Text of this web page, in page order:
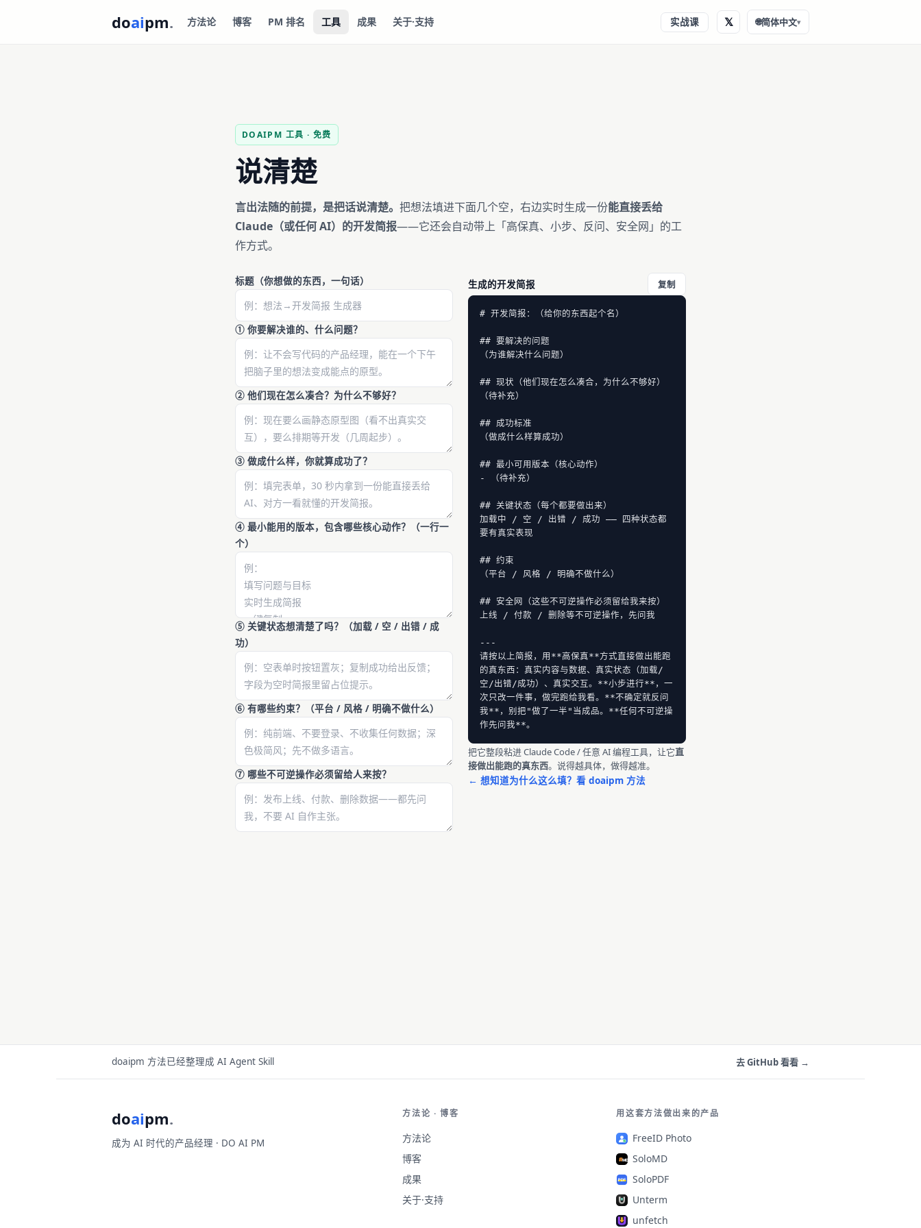
doaipm. 方法论 博客 PM 排名 工具 成果 关于·支持 实战课 𝕏 🌐简体中文▾
DOAIPM 工具 · 免费
说清楚
言出法随的前提，是把话说清楚。 把想法填进下面几个空，右边实时生成一份能直接丢给
Claude（或任何 AI）的开发简报——它还会自动带上「高保真、小步、反问、安全网」的工
作方式。
标题（你想做的东西，一句话）
① 你要解决谁的、什么问题？
② 他们现在怎么凑合？为什么不够好？
③ 做成什么样，你就算成功了？
④ 最小能用的版本，包含哪些核心动作？（一行一
个）
⑤ 关键状态想清楚了吗？（加载 / 空 / 出错 / 成
功）
⑥ 有哪些约束？（平台 / 风格 / 明确不做什么）
⑦ 哪些不可逆操作必须留给人来按？
生成的开发简报 复制
# 开发简报：（给你的东西起个名）
## 要解决的问题
（为谁解决什么问题）
## 现状（他们现在怎么凑合，为什么不够好）
（待补充）
## 成功标准
（做成什么样算成功）
## 最小可用版本（核心动作）
- （待补充）
## 关键状态（每个都要做出来）
加载中 / 空 / 出错 / 成功 —— 四种状态都
要有真实表现
## 约束
（平台 / 风格 / 明确不做什么）
## 安全网（这些不可逆操作必须留给我来按）
上线 / 付款 / 删除等不可逆操作，先问我
---
请按以上简报，用**高保真**方式直接做出能跑
的真东西：真实内容与数据、真实状态（加载/
空/出错/成功）、真实交互。**小步进行**，一
次只改一件事，做完跑给我看。**不确定就反问
我**，别把"做了一半"当成品。**任何不可逆操
作先问我**。
把它整段粘进 Claude Code / 任意 AI 编程工具，让它直
接做出能跑的真东西。说得越具体，做得越准。
← 想知道为什么这么填？看 doaipm 方法
doaipm 方法已经整理成 AI Agent Skill 去 GitHub 看看 →
doaipm.
成为 AI 时代的产品经理 · DO AI PM
方法论 · 博客
方法论
博客
成果
关于·支持
用这套方法做出来的产品
FreeID Photo
SoloMD
SoloPDF
Unterm
unfetch